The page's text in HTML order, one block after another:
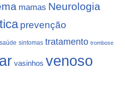
mamas Neurologia
prevenção
saúde sintomas tratamento trombose
vasinhos venoso